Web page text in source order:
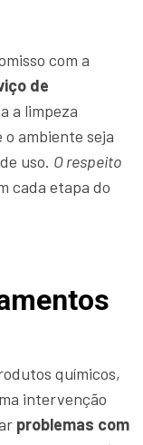
com a
de
a limpeza
ambiente seja
uso. O respeito
cada etapa do
químicos,
intervenção
problemas com